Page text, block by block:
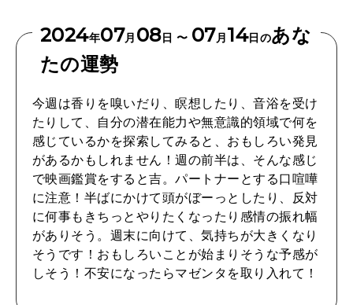
MAMA
ママもいろいろ
SUSTAINABLE
わたしができること
CULTURE
自分を耕す
WORK&MONEY
2024年07月 08日 〜 07月14日のあな
たの運勢
今週は香りを嗅いだり、瞑想したり、音浴を受け
たりして、自分の潜在能力や無意識的領域で何を
感じているかを探索してみると、おもしろい発見
があるかもしれません！週の前半は、そんな感じ
で映画鑑賞をすると吉。パートナーとする口喧嘩
に注意！半ばにかけて頭がぼーっとしたり、反対
に何事もきちっとやりたくなったり感情の振れ幅
がありそう。週末に向けて、気持ちが大きくなり
そうです！おもしろいことが始まりそうな予感が
しそう！不安になったらマゼンタを取り入れて！